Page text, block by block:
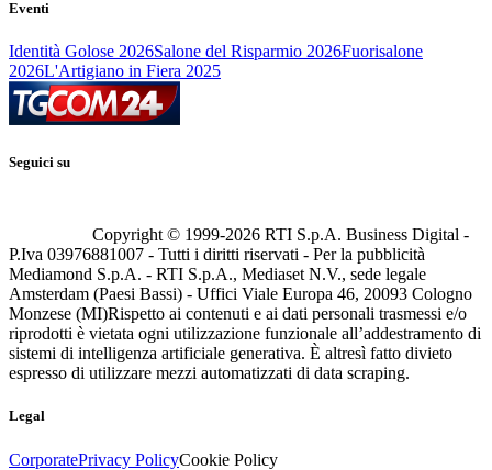
Eventi
Identità Golose 2026Salone del Risparmio 2026Fuorisalone
2026L'Artigiano in Fiera 2025
Seguici su
Copyright © 1999-2026 RTI S.p.A. Business Digital -
P.Iva 03976881007 - Tutti i diritti riservati - Per la pubblicità
Mediamond S.p.A. - RTI S.p.A., Mediaset N.V., sede legale
Amsterdam (Paesi Bassi) - Uffici Viale Europa 46, 20093 Cologno
Monzese (MI)Rispetto ai contenuti e ai dati personali trasmessi e/o
riprodotti è vietata ogni utilizzazione funzionale all’addestramento di
sistemi di intelligenza artificiale generativa. È altresì fatto divieto
espresso di utilizzare mezzi automatizzati di data scraping.
Legal
CorporatePrivacy PolicyCookie Policy